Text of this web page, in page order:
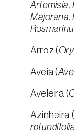
Artemisia,
Majorana,
Arroz (
Aveia (
Aveleira (
Azinheira (
rotundifolia